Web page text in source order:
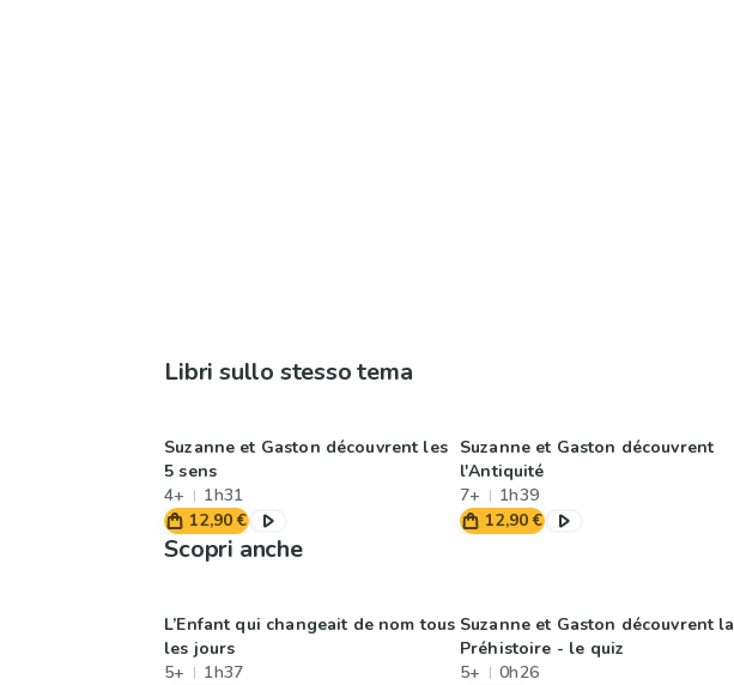
Libri sullo stesso tema
Suzanne et Gaston découvrent les
5 sens
4+
1h31
12,90 €
Suzanne et Gaston découvrent
l'Antiquité
7+
1h39
12,90 €
Scopri anche
L’Enfant qui changeait de nom tous
les jours
5+
1h37
Suzanne et Gaston découvrent la
Préhistoire - le quiz
5+
0h26